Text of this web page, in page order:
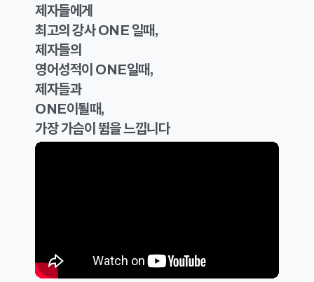
제자들에게
최고의 강사 ONE 일때,
제자들의
영어성적이 ONE일때,
제자들과
ONE이될때,
가장 가슴이 뜀을 느낍니다